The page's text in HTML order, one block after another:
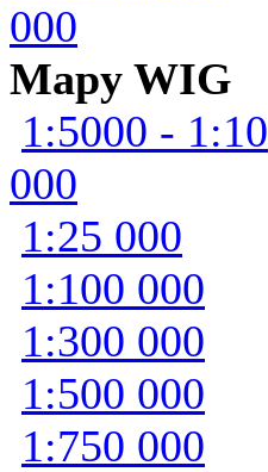
000
Mapy WIG
1:5000 - 1:10
000
1:25 000
1:100 000
1:300 000
1:500 000
1:750 000